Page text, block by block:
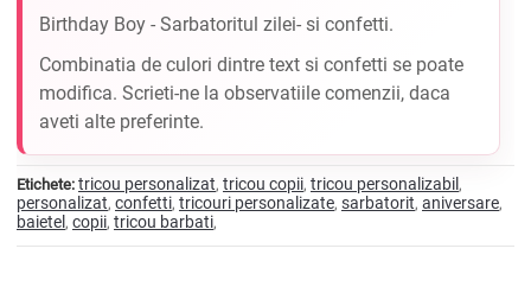
Birthday Boy - Sarbatoritul zilei- si confetti.
Combinatia de culori dintre text si confetti se poate
modifica. Scrieti-ne la observatiile comenzii, daca
aveti alte preferinte.
Etichete: tricou personalizat, tricou copii, tricou personalizabil ,
personalizat, confetti, tricouri personalizate, sarbatorit, aniversare,
baietel , copii, tricou barbati,